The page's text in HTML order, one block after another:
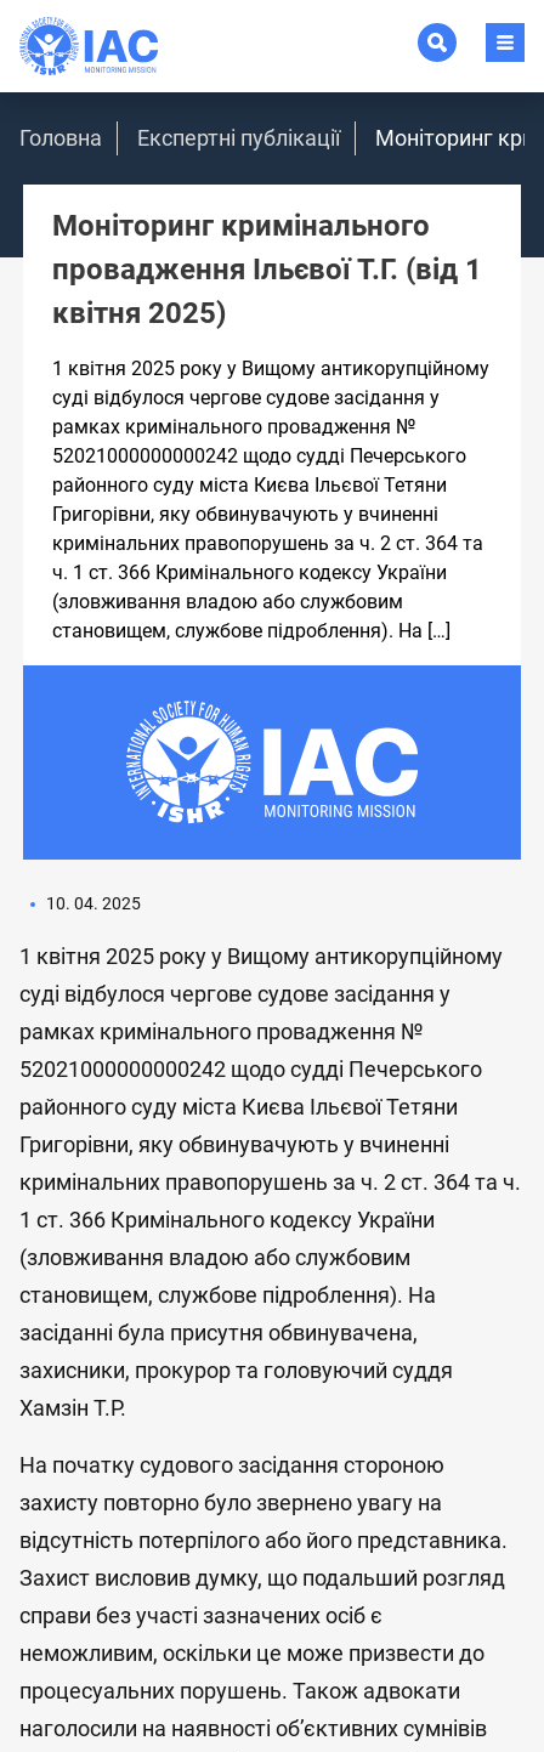
Головна Експертні публікації Моніторинг
Моніторинг кримінального
провадження Ільєвої Т.Г. (від 1
квітня 2025)
1 квітня 2025 року у Вищому антикорупційному
суді відбулося чергове судове засідання у
рамках кримінального провадження №
52021000000000242 щодо судді Печерського
районного суду міста Києва Ільєвої Тетяни
Григорівни, яку обвинувачують у вчиненні
кримінальних правопорушень за ч. 2 ст. 364 та
ч. 1 ст. 366 Кримінального кодексу України
(зловживання владою або службовим
становищем, службове підроблення). На […]
10. 04. 2025
1 квітня 2025 року у Вищому антикорупційному
суді відбулося чергове судове засідання у
рамках кримінального провадження №
52021000000000242 щодо судді Печерського
районного суду міста Києва Ільєвої Тетяни
Григорівни, яку обвинувачують у вчиненні
кримінальних правопорушень за ч. 2 ст. 364 та ч.
1 ст. 366 Кримінального кодексу України
(зловживання владою або службовим
становищем, службове підроблення). На
засіданні була присутня обвинувачена,
захисники, прокурор та головуючий суддя
Хамзін Т.Р.
На початку судового засідання стороною
захисту повторно було звернено увагу на
відсутність потерпілого або його представника.
Захист висловив думку, що подальший розгляд
справи без участі зазначених осіб є
неможливим, оскільки це може призвести до
процесуальних порушень. Також адвокати
наголосили на наявності об’єктивних сумнівів